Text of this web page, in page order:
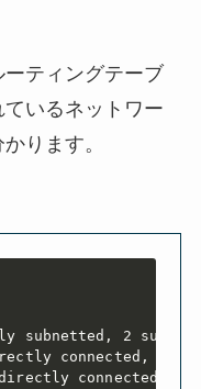
ティングテーブ
いるネットワー
ります。
subnetted, 2
connected,
connected,